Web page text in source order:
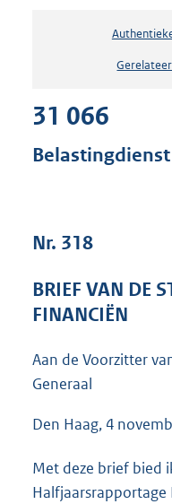
31 066
Belastingdienst
Nr. 318
BRIEF VAN DE
FINANCIËN
Aan de Voorzitter
Generaal
Den Haag, 4
Met deze brief bied
Halfjaarsrapportage